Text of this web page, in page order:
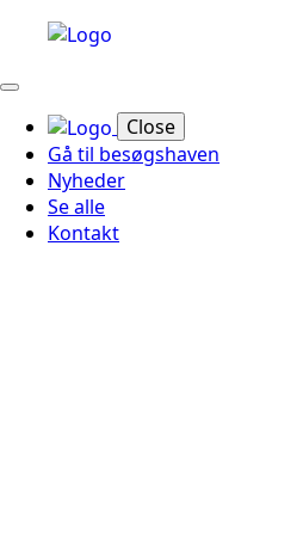
Close
Gå til besøgshaven
Nyheder
Se alle
Kontakt